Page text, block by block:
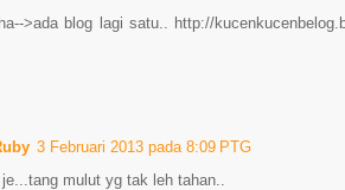
>ada blog lagi satu.. http://
3 Februari 2013 pada 8:09 PTG
mulut yg tak leh tahan..